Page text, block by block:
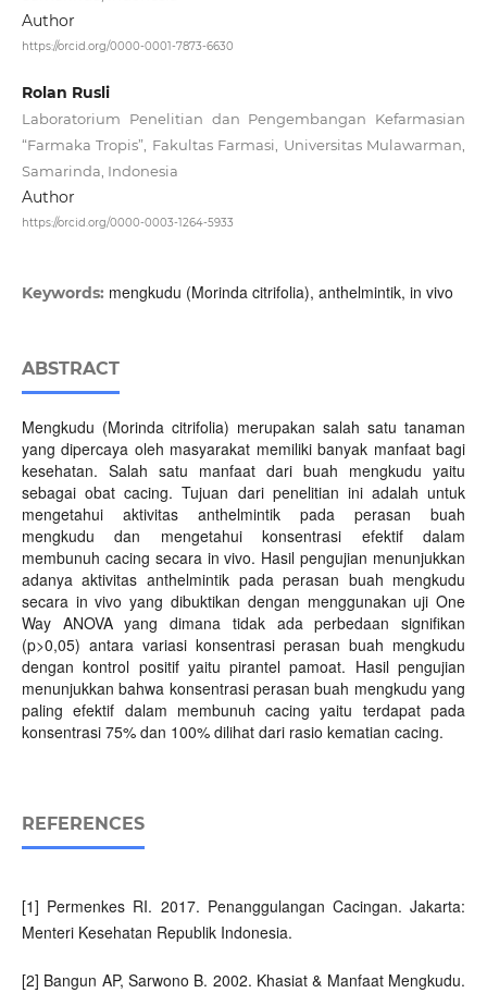
Author
https://orcid.org/0000-0001-7873-6630
Rolan Rusli
Laboratorium Penelitian dan Pengembangan Kefarmasian
“Farmaka Tropis”, Fakultas Farmasi, Universitas Mulawarman,
Samarinda, Indonesia
Author
https://orcid.org/0000-0003-1264-5933
Keywords: mengkudu (Morinda citrifolia), anthelmintik, in vivo
ABSTRACT
Mengkudu (Morinda citrifolia) merupakan salah satu tanaman
yang dipercaya oleh masyarakat memiliki banyak manfaat bagi
kesehatan. Salah satu manfaat dari buah mengkudu yaitu
sebagai obat cacing. Tujuan dari penelitian ini adalah untuk
mengetahui aktivitas anthelmintik pada perasan buah
mengkudu dan mengetahui konsentrasi efektif dalam
membunuh cacing secara in vivo. Hasil pengujian menunjukkan
adanya aktivitas anthelmintik pada perasan buah mengkudu
secara in vivo yang dibuktikan dengan menggunakan uji One
Way ANOVA yang dimana tidak ada perbedaan signifikan
(p>0,05) antara variasi konsentrasi perasan buah mengkudu
dengan kontrol positif yaitu pirantel pamoat. Hasil pengujian
menunjukkan bahwa konsentrasi perasan buah mengkudu yang
paling efektif dalam membunuh cacing yaitu terdapat pada
konsentrasi 75% dan 100% dilihat dari rasio kematian cacing.
REFERENCES
[1] Permenkes RI. 2017. Penanggulangan Cacingan. Jakarta:
Menteri Kesehatan Republik Indonesia.
[2] Bangun AP, Sarwono B. 2002. Khasiat & Manfaat Mengkudu.